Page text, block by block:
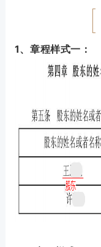
1、章程样式一：